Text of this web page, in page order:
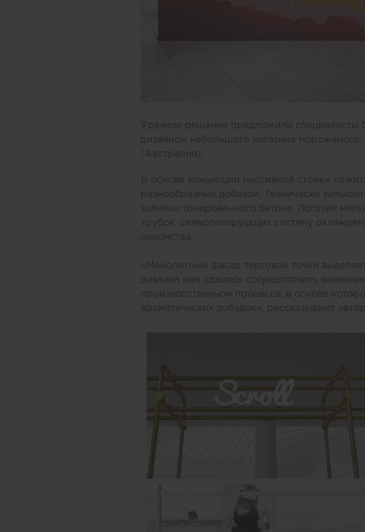
Удачное решение предложили специалисты
дизайном небольшого магазина
(Австралия).
В основе концепции массивной стойки
разнообразных добавок. Технически
заливки тонированного бетона. Логотип
трубок, символизирующих систему
лакомства.
«Монолитный фасад торговой точки
дизайна нам удалось сосредоточить
производственном процессе, в основе
ароматических добавок», рассказывают